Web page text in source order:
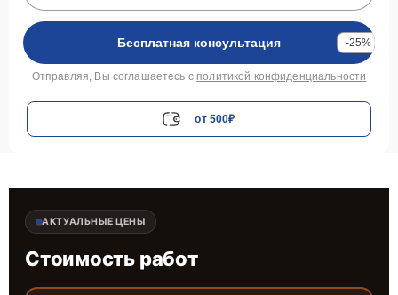
Бесплатная консультация -25%
Отправляя, Вы соглашаетесь с политикой конфиденциальности
от 500₽
АКТУАЛЬНЫЕ ЦЕНЫ
Стоимость работ